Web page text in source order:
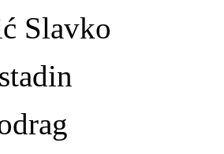
Slavko